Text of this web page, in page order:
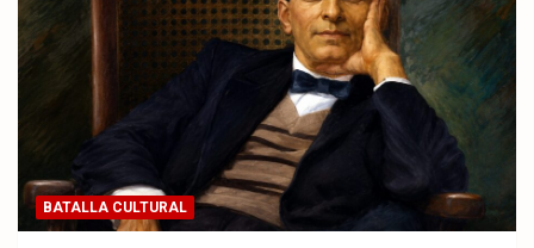
BATALLA CULTURAL